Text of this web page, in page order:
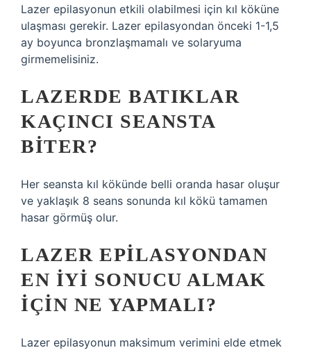
Lazer epilasyonun etkili olabilmesi için kıl köküne
ulaşması gerekir. Lazer epilasyondan önceki 1-1,5
ay boyunca bronzlaşmamalı ve solaryuma
girmemelisiniz.
LAZERDE BATIKLAR
KAÇINCI SEANSTA
BITER?
Her seansta kıl kökünde belli oranda hasar oluşur
ve yaklaşık 8 seans sonunda kıl kökü tamamen
hasar görmüş olur.
LAZER EPILASYONDAN
EN IYI SONUCU ALMAK
IÇIN NE YAPMALI?
Lazer epilasyonun maksimum verimini elde etmek